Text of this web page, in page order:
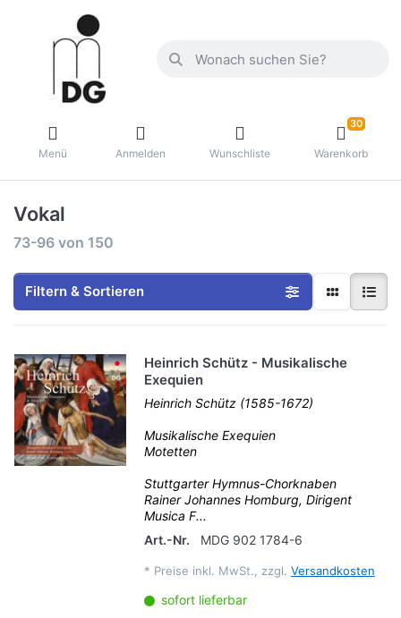
Menü Anmelden Wunschliste
30
Warenkorb
Vokal
73-96 von 150
Filtern & Sortieren
Heinrich Schütz - Musikalische
Exequien
Heinrich Schütz (1585-1672)
Musikalische Exequien
Motetten
Stuttgarter Hymnus-Chorknaben
Rainer Johannes Homburg, Dirigent
Musica F...
Art.-Nr.
MDG 902 1784-6
* Preise inkl. MwSt., zzgl. Versandkosten
sofort lieferbar